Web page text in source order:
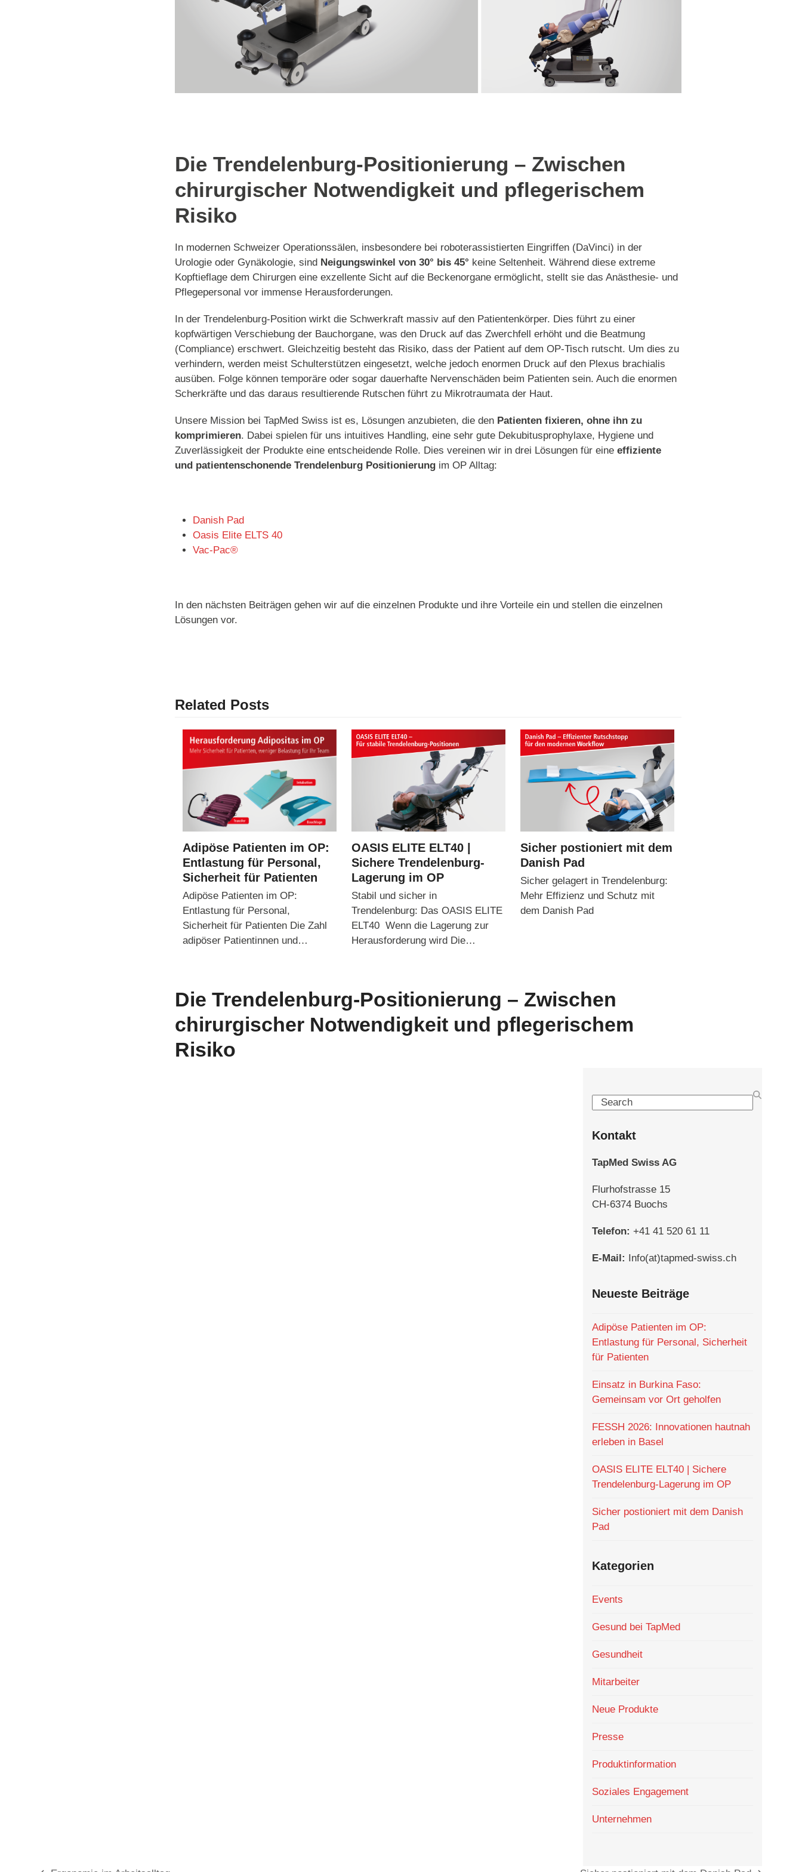
Die Trendelenburg-Positionierung – Zwischen
chirurgischer Notwendigkeit und pflegerischem
Risiko
In modernen Schweizer Operationssälen, insbesondere bei roboterassistierten Eingriffen (DaVinci) in der
Urologie oder Gynäkologie, sind Neigungswinkel von 30° bis 45° keine Seltenheit. Während diese extreme
Kopftieflage dem Chirurgen eine exzellente Sicht auf die Beckenorgane ermöglicht, stellt sie das Anästhesie- und
Pflegepersonal vor immense Herausforderungen.
In der Trendelenburg-Position wirkt die Schwerkraft massiv auf den Patientenkörper. Dies führt zu einer
kopfwärtigen Verschiebung der Bauchorgane, was den Druck auf das Zwerchfell erhöht und die Beatmung
(Compliance) erschwert. Gleichzeitig besteht das Risiko, dass der Patient auf dem OP-Tisch rutscht. Um dies zu
verhindern, werden meist Schulterstützen eingesetzt, welche jedoch enormen Druck auf den Plexus brachialis
ausüben. Folge können temporäre oder sogar dauerhafte Nervenschäden beim Patienten sein. Auch die enormen
Scherkräfte und das daraus resultierende Rutschen führt zu Mikrotraumata der Haut.
Unsere Mission bei TapMed Swiss ist es, Lösungen anzubieten, die den Patienten fixieren, ohne ihn zu
komprimieren. Dabei spielen für uns intuitives Handling, eine sehr gute Dekubitusprophylaxe, Hygiene und
Zuverlässigkeit der Produkte eine entscheidende Rolle. Dies vereinen wir in drei Lösungen für eineeffiziente
und patientenschonende Trendelenburg Positionierung im OP Alltag:
Danish Pad
Oasis Elite ELTS 40
Vac-Pac®
In den nächsten Beiträgen gehen wir auf die einzelnen Produkte und ihre Vorteile ein und stellen die einzelnen
Lösungen vor.
Related Posts
Adipöse Patienten im OP:
Entlastung für Personal,
Sicherheit für Patienten
Adipöse Patienten im OP:
Entlastung für Personal,
Sicherheit für Patienten Die Zahl
adipöser Patientinnen und…
OASIS ELITE ELT40 |
Sichere Trendelenburg-
Lagerung im OP
Stabil und sicher in
Trendelenburg: Das OASIS ELITE
ELT40 Wenn die Lagerung zur
Herausforderung wird Die…
Sicher postioniert mit dem
Danish Pad
Sicher gelagert in Trendelenburg:
Mehr Effizienz und Schutz mit
dem Danish Pad
Die Trendelenburg-Positionierung – Zwischen
chirurgischer Notwendigkeit und pflegerischem
Risiko
Search
Kontakt
TapMed Swiss AG
Flurhofstrasse 15
CH-6374 Buochs
Telefon: +41 41 520 61 11
E-Mail: Info(at)tapmed-swiss.ch
Neueste Beiträge
Adipöse Patienten im OP:
Entlastung für Personal, Sicherheit
für Patienten
Einsatz in Burkina Faso:
Gemeinsam vor Ort geholfen
FESSH 2026: Innovationen hautnah
erleben in Basel
OASIS ELITE ELT40 | Sichere
Trendelenburg-Lagerung im OP
Sicher postioniert mit dem Danish
Pad
Kategorien
Events
Gesund bei TapMed
Gesundheit
Mitarbeiter
Neue Produkte
Presse
Produktinformation
Soziales Engagement
Unternehmen